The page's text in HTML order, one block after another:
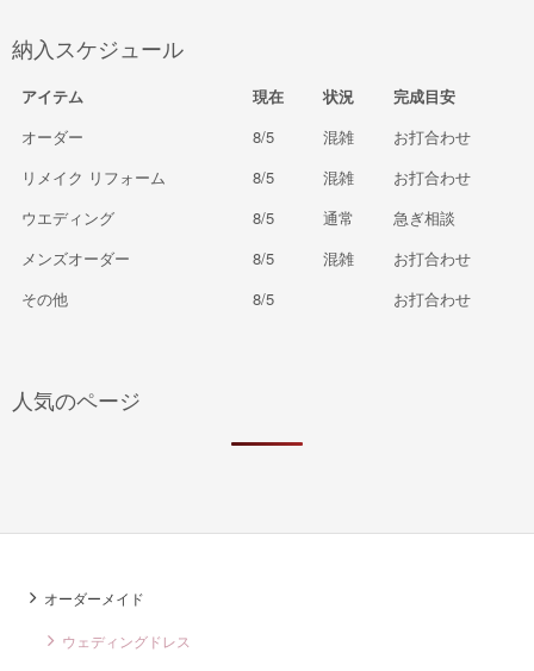
納入スケジュール
アイテム 現在 状況
完成目安
オーダー
8/5 混雑
お打合わせ
リメイク リフォーム
8/5 混雑
お打合わせ
ウエディング
8/5 通常
急ぎ相談
メンズオーダー
8/5 混雑
お打合わせ
その他
8/5 お打合わせ
人気のページ
オーダーメイド
ウェディングドレス